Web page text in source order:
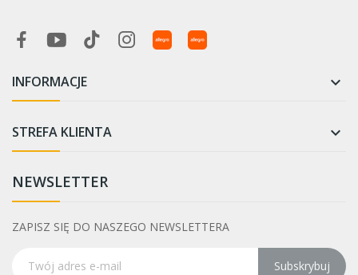
INFORMACJE 
STREFA KLIENTA 
NEWSLETTER
ZAPISZ SIĘ DO NASZEGO NEWSLETTERA
Subskrybuj